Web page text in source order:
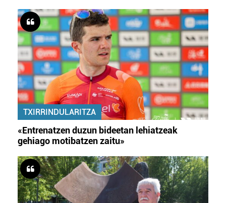
TXIRRINDULARITZA
«Entrenatzen duzun bideetan lehiatzeak
gehiago motibatzen zaitu»